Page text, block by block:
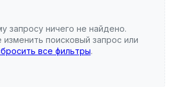
запросу ничего не найдено.
поисковый запрос или
все фильтры.